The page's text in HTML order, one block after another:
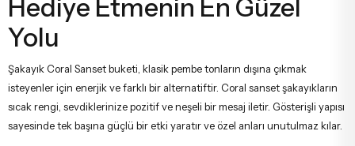
Hediye Etmenin En Güzel
Yolu
Şakayık Coral Sanset buketi, klasik pembe tonların dışına çıkmak
isteyenler için enerjik ve farklı bir alternatiftir. Coral sanset şakayıkların
sıcak rengi, sevdiklerinize pozitif ve neşeli bir mesaj iletir. Gösterişli yapısı
sayesinde tek başına güçlü bir etki yaratır ve özel anları unutulmaz kılar.